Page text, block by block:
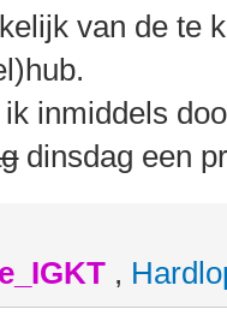
van de te
inmiddels
dinsdag een
,